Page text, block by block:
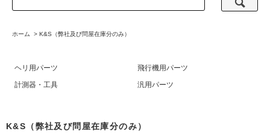
ホーム > K&S（弊社及び問屋在庫分のみ）
ヘリ用パーツ
飛行機用パーツ
計測器・工具
汎用パーツ
K&S（弊社及び問屋在庫分のみ）